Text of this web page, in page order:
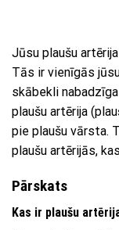
Jūsu plaušu
Tās ir vienīgās
skābekli
plaušu artērija
pie plaušu vārsta.
plaušu artērijās,
Pārskats
Kas ir plaušu